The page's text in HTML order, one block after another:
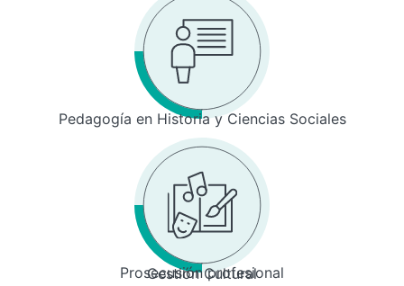
Pedagogía en Historia y Ciencias Sociales
Prosecusión profesional
Gestión Cultural